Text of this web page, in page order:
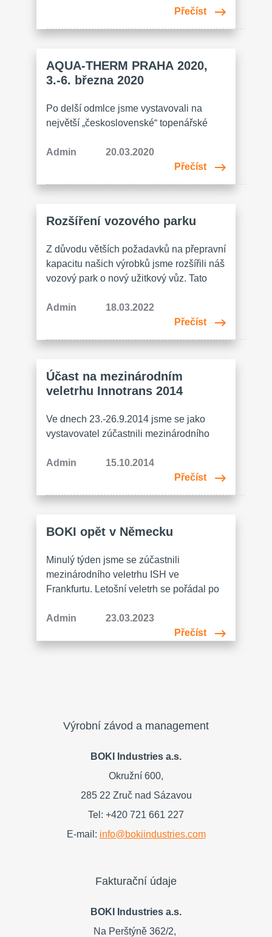
vnitřních prostor budovy. Poslední
stávající šatnu a hygienické zázemí pro
kolegyně, které zde pracují. Do této části
neinvestovalo, čemuž bohužel odpovídal
také stav….
Přečíst
AQUA-THERM PRAHA 2020,
3.-6. března 2020
Po delší odmlce jsme vystavovali na
největší „československé“ topenářské
epidemií byla výstava zajímavá, získali
jsme spoustu informací a potkali se s
ZDARU & ZDRAVÍ !
Admin
20.03.2020
Přečíst
Rozšíření vozového parku
Z důvodu větších požadavků na přepravní
kapacitu našich výrobků jsme rozšířili náš
vozový park o nový užitkový vůz. Tato
zvýšení operativy, včasného zajištění
materiálu pro zakázky našich zákazníků a
abychom prezentovali naši výrobu a naše
produkty. Tým…
Admin
18.03.2022
Přečíst
Účast na mezinárodním
veletrhu Innotrans 2014
Ve dnech 23.-26.9.2014 jsme se jako
vystavovatel zúčastnili mezinárodního
2014, který se konal v Berlíně. Převážná
část expozic byla zaměřena na dodávky
zákazníkům představili pod novým
možnosti, certifikované…
Admin
15.10.2014
Přečíst
BOKI opět v Německu
Minulý týden jsme se zúčastnili
mezinárodního veletrhu ISH ve
Frankfurtu. Letošní veletrh se pořádal po
byl enormní. Naše společnost představila
dvě novinky AURA electric a AURA
Scandi electric, čímž reagujeme na
Admin
23.03.2023
Přečíst
Výrobní závod a management
BOKI Industries a.s.
Okružní 600,
285 22 Zruč nad Sázavou
Tel: +420 721 661 227
E-mail: info@bokiindustries.com
Fakturační údaje
BOKI Industries a.s.
Na Perštýně 362/2,